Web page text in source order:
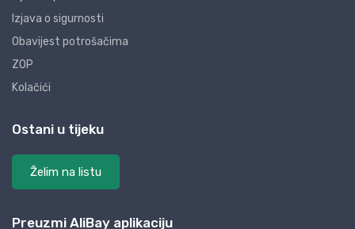
Izjava o sigurnosti
Obavijest potrošačima
ZOP
Kolačići
Ostani u tijeku
Želim na listu
Preuzmi AliBay aplikaciju